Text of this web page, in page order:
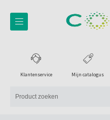
Mijn catalogus
Klantenservice